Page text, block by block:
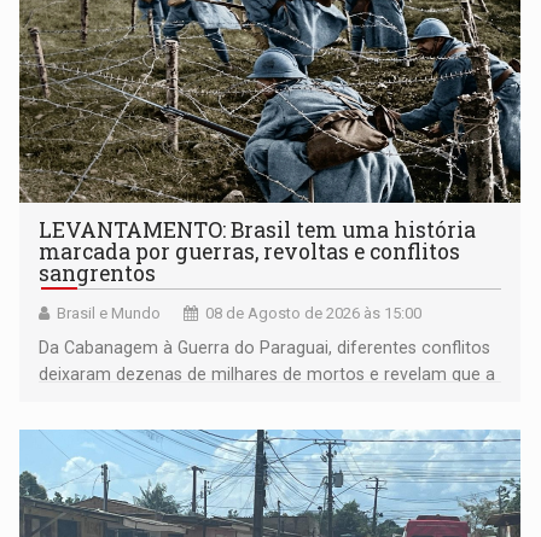
LEVANTAMENTO: Brasil tem uma história
marcada por guerras, revoltas e conflitos
sangrentos
Brasil e Mundo 08 de Agosto de 2026 às 15:00
Da Cabanagem à Guerra do Paraguai, diferentes conflitos
deixaram dezenas de milhares de mortos e revelam que a
territoriais e sociais